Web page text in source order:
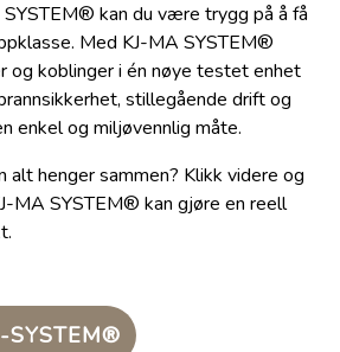
kan du være trygg på å få
Med KJ-MA SYSTEM®
og koblinger i én nøye testet enhet
stillegående drift og
enkel og miljøvennlig måte.
alt henger sammen? Klikk videre og
MA SYSTEM® kan gjøre en reell